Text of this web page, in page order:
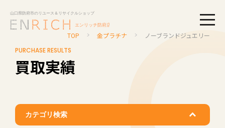
TOP 金プラチナ ノーブランドジュエリー
PURCHASE RESULTS
買取実績
カテゴリ検索